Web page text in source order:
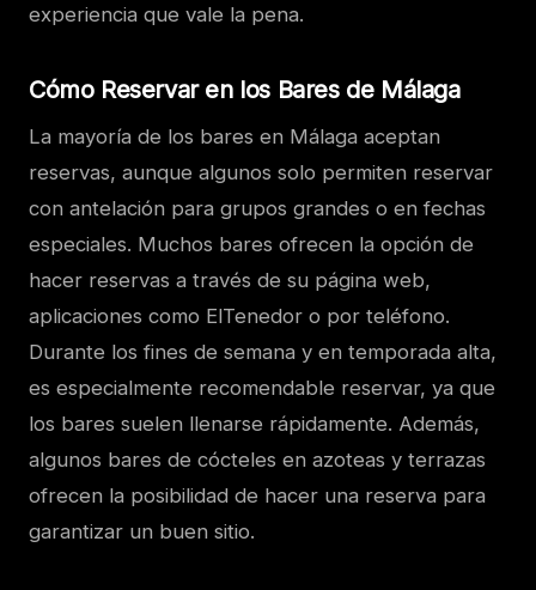
experiencia que vale la pena.
Cómo Reservar en los Bares de Málaga
La mayoría de los bares en Málaga aceptan
reservas, aunque algunos solo permiten reservar
con antelación para grupos grandes o en fechas
especiales. Muchos bares ofrecen la opción de
hacer reservas a través de su página web,
aplicaciones como ElTenedor o por teléfono.
Durante los fines de semana y en temporada alta,
es especialmente recomendable reservar, ya que
los bares suelen llenarse rápidamente. Además,
algunos bares de cócteles en azoteas y terrazas
ofrecen la posibilidad de hacer una reserva para
garantizar un buen sitio.